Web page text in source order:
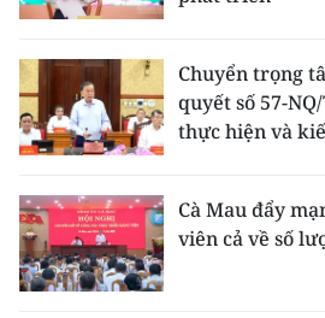
Chuyển trọng
quyết số 57-
thực hiện và
Cà Mau đẩy
viên cả về số